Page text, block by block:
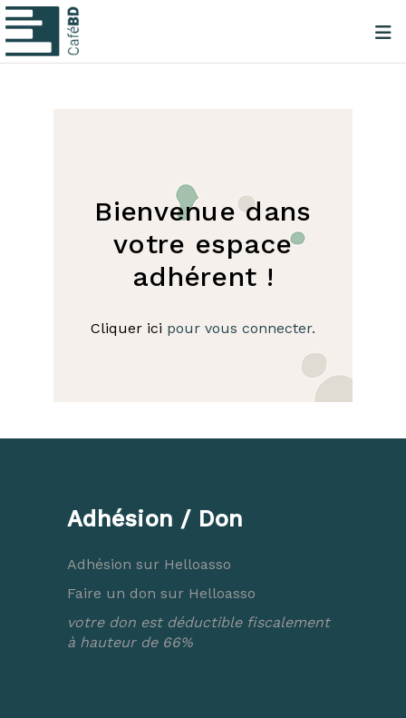
Bienvenue dans
votre espace
adhérent !
Cliquer ici pour vous connecter.
Adhésion / Don
Adhésion sur Helloasso
Faire un don sur Helloasso
votre don est déductible fiscalement
à hauteur de 66%